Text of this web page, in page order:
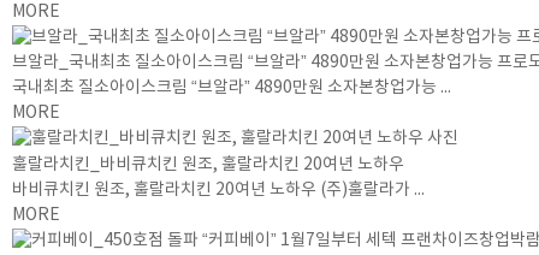
MORE
브알라_국내최초 질소아이스크림 “브알라” 4890만원 소자본창업가능 프로
국내최초 질소아이스크림 “브알라” 4890만원 소자본창업가능 ...
MORE
훌랄라치킨_바비큐치킨 원조, 훌랄라치킨 20여년 노하우
바비큐치킨 원조, 훌랄라치킨 20여년 노하우 (주)훌랄라가 ...
MORE